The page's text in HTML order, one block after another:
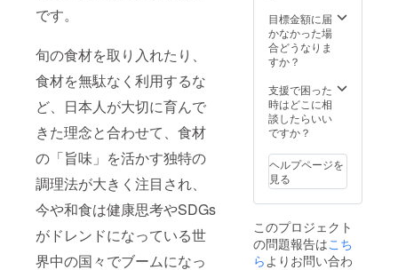
です。
旬の⾷材を取り⼊れたり、
⾷材を無駄なく利⽤するな
ど、⽇本⼈が⼤切に育んで
きた理念と合わせて、⾷材
の「旨味」を活かす独特の
調理法が⼤きく注⽬され、
今や和⾷は健康思考やSDGs
がドレンドになっている世
界中の国々でブームになっ
の信念
を感じ
させる
育った
野菜た
ちで
す。 ※
料 ※新
菜のた
め、商
後お早
めにお
召し上
豚本来
の成長
スピー
飼料会
社にお
願いを
して特
【抗菌
性飼料
添加
物】を
い飼料
を作っ
ていた
目標金額に届
かなかった場
合どうなりま
すか？
支援で困った
時はどこに相
談したらいい
ですか？
ヘルプページを
見る
このプロジェクト
の問題報告はこち
らよりお問い合わ